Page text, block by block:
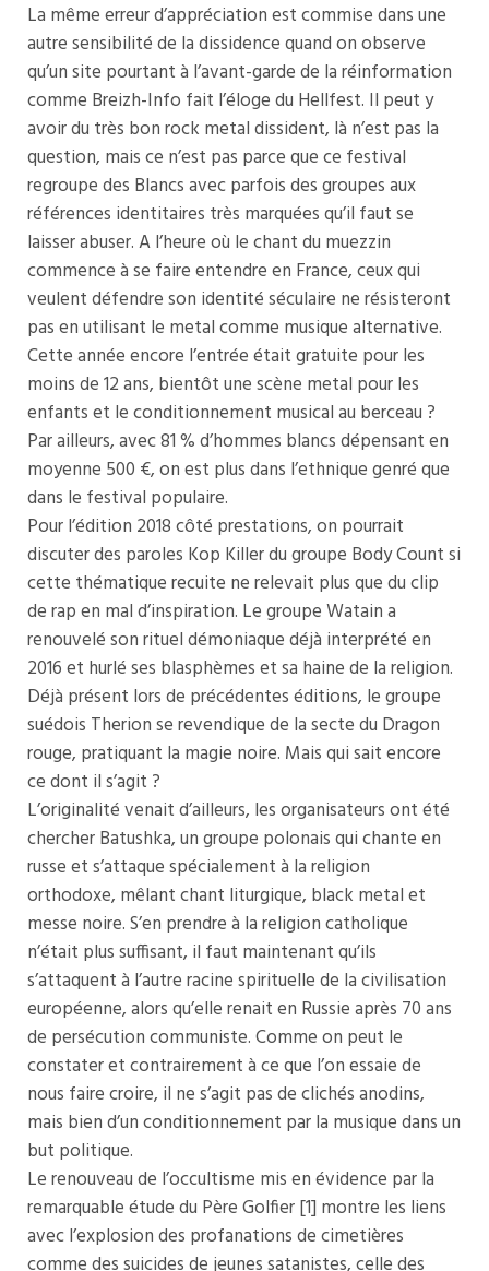
La même erreur d’appréciation est commise dans une
autre sensibilité de la dissidence quand on observe
qu’un site pourtant à l’avant-garde de la réinformation
comme Breizh-Info fait l’éloge du Hellfest. Il peut y
avoir du très bon rock metal dissident, là n’est pas la
question, mais ce n’est pas parce que ce festival
regroupe des Blancs avec parfois des groupes aux
références identitaires très marquées qu’il faut se
laisser abuser. A l’heure où le chant du muezzin
commence à se faire entendre en France, ceux qui
veulent défendre son identité séculaire ne résisteront
pas en utilisant le metal comme musique alternative.
Cette année encore l’entrée était gratuite pour les
moins de 12 ans, bientôt une scène metal pour les
enfants et le conditionnement musical au berceau ?
Par ailleurs, avec 81 % d’hommes blancs dépensant en
moyenne 500 €, on est plus dans l’ethnique genré que
dans le festival populaire.
Pour l’édition 2018 côté prestations, on pourrait
discuter des paroles Kop Killer du groupe Body Count si
cette thématique recuite ne relevait plus que du clip
de rap en mal d’inspiration. Le groupe Watain a
renouvelé son rituel démoniaque déjà interprété en
2016 et hurlé ses blasphèmes et sa haine de la religion.
Déjà présent lors de précédentes éditions, le groupe
suédois Therion se revendique de la secte du Dragon
rouge, pratiquant la magie noire. Mais qui sait encore
ce dont il s’agit ?
L’originalité venait d’ailleurs, les organisateurs ont été
chercher Batushka, un groupe polonais qui chante en
russe et s’attaque spécialement à la religion
orthodoxe, mêlant chant liturgique, black metal et
messe noire. S’en prendre à la religion catholique
n’était plus suffisant, il faut maintenant qu’ils
s’attaquent à l’autre racine spirituelle de la civilisation
européenne, alors qu’elle renait en Russie après 70 ans
de persécution communiste. Comme on peut le
constater et contrairement à ce que l’on essaie de
nous faire croire, il ne s’agit pas de clichés anodins,
mais bien d’un conditionnement par la musique dans un
but politique.
Le renouveau de l’occultisme mis en évidence par la
remarquable étude du Père Golfier [1] montre les liens
avec l’explosion des profanations de cimetières